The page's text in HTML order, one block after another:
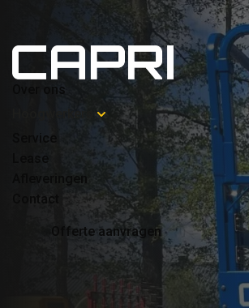
Over ons
Service
Lease
Afleveringen
Contact
Offerte aanvragen